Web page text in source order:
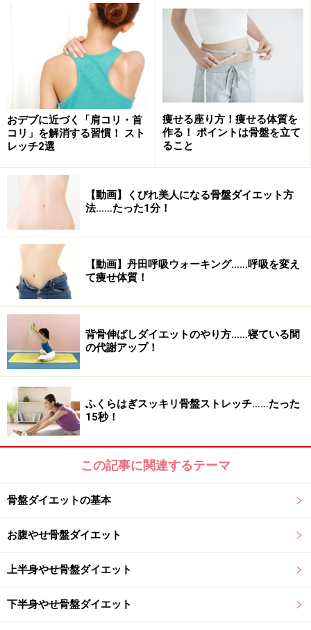
デスクワークなどで一日中同じ姿勢の人は肩凝りや腰痛に悩
まされます
みなさん色々な症状がきっかっけで整体院に通いだした
んですね。
その他、こんな症状がある場合にも整体院に行くと良い
でしょう。
四十肩、五十肩
股関節痛
手足のしびれ
坐骨神経痛
更年期症
不定愁訴 など。
そして、
O脚、X脚
便秘
産後の骨盤矯正
下半身太り
猫背
おデブに近づく「肩コリ・首
コリ」を解消する習慣！ スト
レッチ2選
痩せる座り方！痩せる体質を
作る！ ポイントは骨盤を立て
ること
【動画】くびれ美人になる骨盤ダイエット方
法……たった1分！
【動画】丹田呼吸ウォーキング……呼吸を変え
て痩せ体質！
背骨伸ばしダイエットのやり方……寝ている間
の代謝アップ！
ふくらはぎスッキリ骨盤ストレッチ……たった
15秒！
この記事に関連するテーマ
骨盤ダイエットの基本
お腹やせ骨盤ダイエット
上半身やせ骨盤ダイエット
下半身やせ骨盤ダイエット